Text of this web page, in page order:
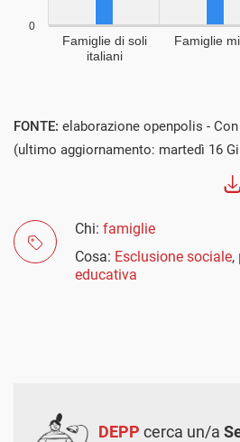
FONTE: elaborazione openpolis -
(ultimo aggiornamento: martedì 16
Chi: famiglie
Cosa: Esclusione sociale,
educativa
DEPP cerca un/a